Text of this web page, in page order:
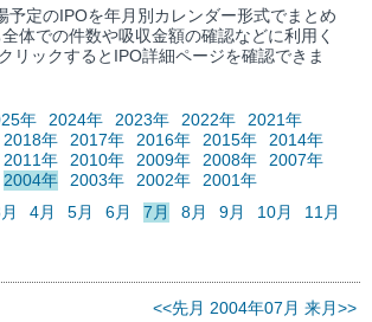
予定のIPOを年月別カレンダー形式でまとめ
体での件数や吸収金額の確認などに利用く
リックするとIPO詳細ページを確認できま
年 2024年 2023年 2022年
2021年
2018年 2017年 2016年 2015年
2014年
2011年 2010年 2009年 2008年
2007年
2004年 2003年 2002年
2001年
4月 5月 6月 7月 8月 9月 10月
11月
<<先月 2004年07月 来月>>